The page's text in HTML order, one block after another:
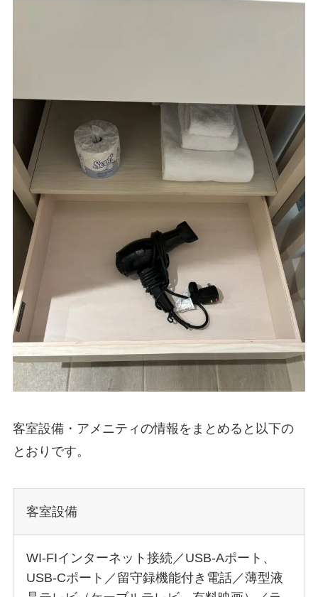
客室設備・アメニティの情報をまとめると以下の
とおりです。
客室設備
WI-FIインターネット接続／USB-Aポート、
USB-Cポート／留守録機能付き電話／薄型液